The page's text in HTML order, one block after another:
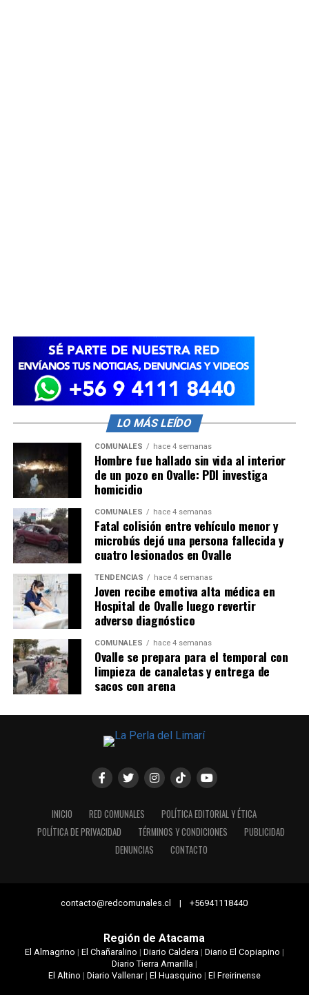
LO MÁS LEÍDO
COMUNALES hace 4 semanas
Hombre fue hallado sin vida al interior
de un pozo en Ovalle: PDI investiga
homicidio
COMUNALES hace 4 semanas
Fatal colisión entre vehículo menor y
microbús dejó una persona fallecida y
cuatro lesionados en Ovalle
TENDENCIAS hace 4 semanas
Joven recibe emotiva alta médica en
Hospital de Ovalle luego revertir
adverso diagnóstico
COMUNALES hace 4 semanas
Ovalle se prepara para el temporal con
limpieza de canaletas y entrega de
sacos con arena
INICIO RED COMUNALES
POLÍTICA EDITORIAL Y ÉTICA
POLÍTICA DE PRIVACIDAD
TÉRMINOS Y CONDICIONES
PUBLICIDAD
DENUNCIAS
CONTACTO
contacto@redcomunales.cl | +56941118440
Región de Atacama
El Almagrino | El Chañaralino | Diario Caldera | Diario El Copiapino |
Diario Tierra Amarilla |
El Altino | Diario Vallenar| El Huasquino | El Freirinense